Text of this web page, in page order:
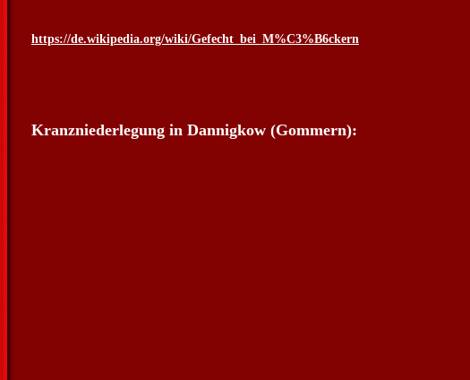
https://de.wikipedia.org/wiki/Gefecht_bei_M%C3%B6ckern
Kranzniederlegung in Dannigkow (Gommern):